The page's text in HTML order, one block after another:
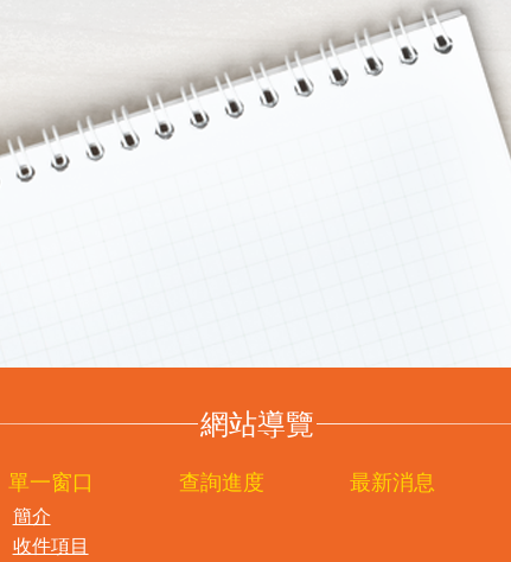
網站導覽
單一窗口
簡介
收件項目
查詢進度 最新消息